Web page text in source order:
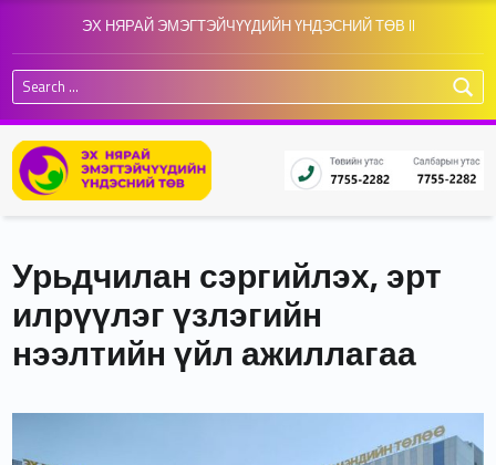
ЭХ НЯРАЙ ЭМЭГТЭЙЧҮҮДИЙН ҮНДЭСНИЙ ТӨВ II
Search for:
Урьдчилан сэргийлэх, эрт
илрүүлэг үзлэгийн
нээлтийн үйл ажиллагаа